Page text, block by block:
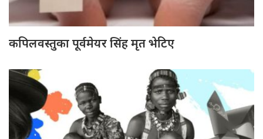
कपिलवस्तुका पूर्वमेयर सिंह मृत भेटिए